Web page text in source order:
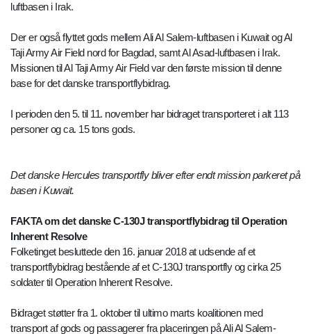
luftbasen i Irak.
Der er også flyttet gods mellem Ali Al Salem-luftbasen i Kuwait og Al
Taji Army Air Field nord for Bagdad, samt Al Asad-luftbasen i Irak.
Missionen til Al Taji Army Air Field var den første mission til denne
base for det danske transportflybidrag.
I perioden den 5. til 11. november har bidraget transporteret i alt 113
personer og ca. 15 tons gods.
Det danske Hercules transportfly bliver efter endt mission parkeret på
basen i Kuwait.
FAKTA om det danske C-130J transportflybidrag til Operation
Inherent Resolve
Folketinget besluttede den 16. januar 2018 at udsende af et
transportflybidrag bestående af et C-130J transportfly og cirka 25
soldater til Operation Inherent Resolve.
Bidraget støtter fra 1. oktober til ultimo marts koalitionen med
transport af gods og passagerer fra placeringen på Ali Al Salem-